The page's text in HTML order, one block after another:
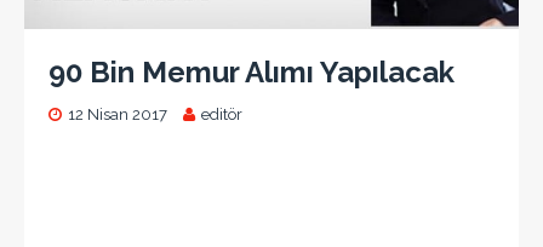
90 Bin Memur Alımı Yapılacak
12 Nisan 2017 editör